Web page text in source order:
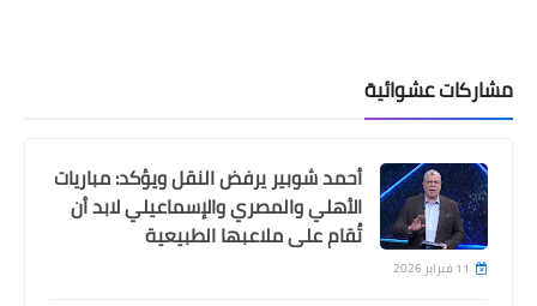
مشاركات عشوائية
أحمد شوبير يرفض النقل ويؤكد: مباريات
الأهلي والمصري والإسماعيلي لابد أن
تُقام على ملاعبها الطبيعية
11 فبراير 2026